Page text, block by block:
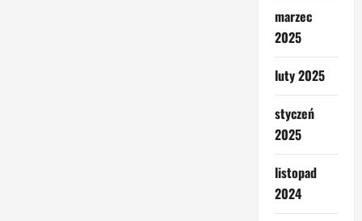
marzec
2025
luty 2025
styczeń
2025
listopad
2024